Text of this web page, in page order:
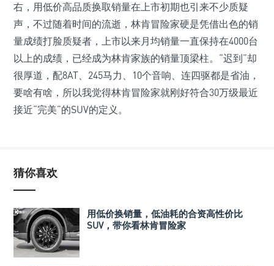
右，用低价高品质换取销量在上市初期也引来不少质疑
声，不过随着时间的流逝，林肯冒险家硬是凭借出色的销
量成绩打脸质疑者，上市以来月均销量一直保持在4000台
以上的成绩，已经成为林肯家族的销量顶梁柱。“迟到”却
很厚道，配8AT、245马力、10个音响、连四驱都是省油，
要啥有啥，所以我觉得林肯冒险家就刚好符合30万级最近
接近“完美”的SUV的定义。
猜你喜欢
用低价换销量，低油耗的合资高性价比
SUV，带你看林肯冒险家